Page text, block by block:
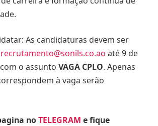
As candidaturas devem ser
recrutamento@sonils.co.ao até 9 de
o assunto VAGA CPLO. Apenas
à vaga serão
noTELEGRAM e fique